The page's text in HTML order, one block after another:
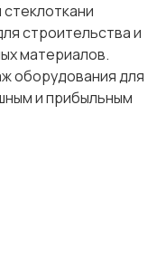
строительства и
материалов.
оборудования для
и прибыльным